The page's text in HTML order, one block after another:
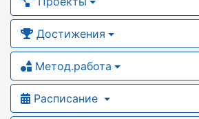
Достижения
Метод.работа
Расписание